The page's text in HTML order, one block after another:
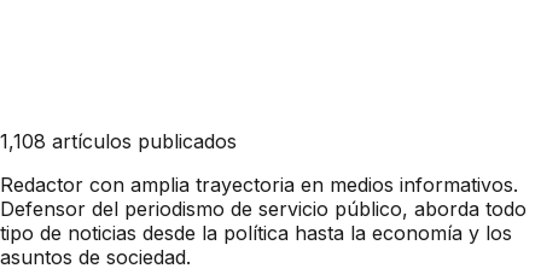
1,108 artículos publicados
Redactor con amplia trayectoria en medios informativos.
Defensor del periodismo de servicio público, aborda todo
tipo de noticias desde la política hasta la economía y los
asuntos de sociedad.